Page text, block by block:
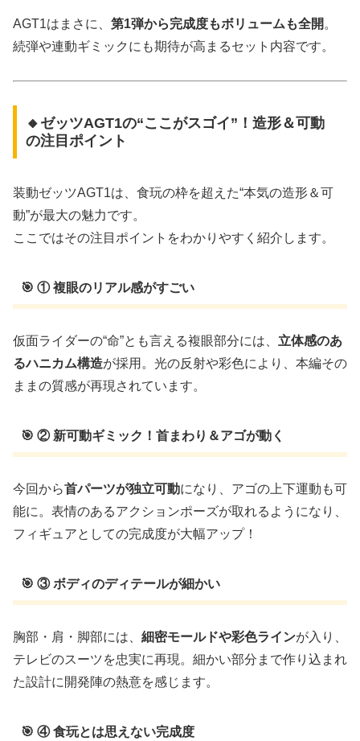
AGT1はまさに、 第1弾から完成度もボリュームも全開 。
続弾や連動ギミックにも期待が高まるセット内容です。
🔸ゼッツAGT1の“ここがスゴイ”！造形＆可動
の注目ポイント
装動ゼッツAGT1は、食玩の枠を超えた“本気の造形＆可
動”が最大の魅力です。
ここではその注目ポイントをわかりやすく紹介します。
🎯 ① 複眼のリアル感がすごい
仮面ライダーの“命”とも言える複眼部分には、 立体感のあ
るハニカム構造が採用。光の反射や彩色により、本編その
ままの質感が再現されています。
🎯 ② 新可動ギミック！首まわり＆アゴが動く
今回から首パーツが独立可動になり、アゴの上下運動も可
能に。表情のあるアクションポーズが取れるようになり、
フィギュアとしての完成度が大幅アップ！
🎯 ③ ボディのディテールが細かい
胸部・肩・脚部には、 細密モールドや彩色ラインが入り、
テレビのスーツを忠実に再現。細かい部分まで作り込まれ
た設計に開発陣の熱意を感じます。
🎯 ④ 食玩とは思えない完成度